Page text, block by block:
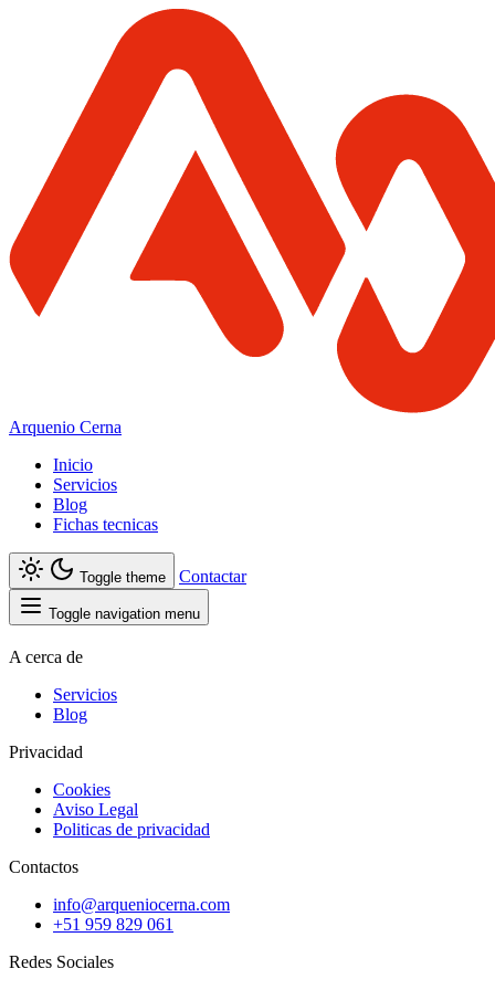
Arquenio Cerna
Inicio
Servicios
Blog
Fichas tecnicas
Toggle theme Contactar
Toggle navigation menu
A cerca de
Servicios
Blog
Privacidad
Cookies
Aviso Legal
Politicas de privacidad
Contactos
info@arqueniocerna.com
+51 959 829 061
Redes Sociales